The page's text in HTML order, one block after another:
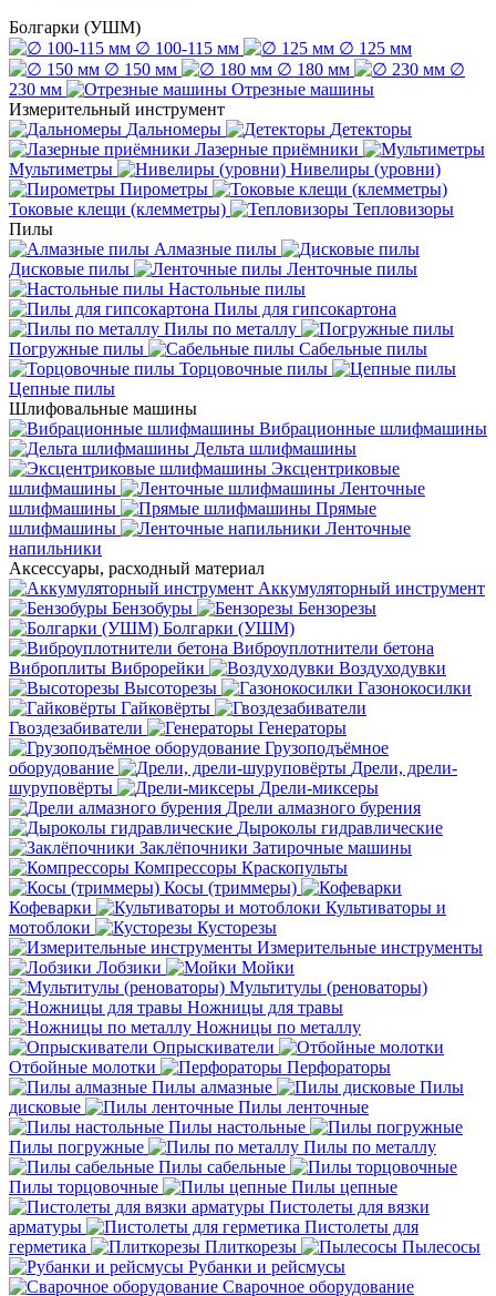
Болгарки (УШМ)
∅ 100-115 мм
∅ 125 мм
∅ 150 мм
∅ 180 мм
∅
230 мм
Отрезные машины
Измерительный инструмент
Дальномеры
Детекторы
Лазерные приёмники
Мультиметры
Нивелиры (уровни)
Пирометры
Токовые клещи (клемметры)
Тепловизоры
Пилы
Алмазные пилы
Дисковые пилы
Ленточные пилы
Настольные пилы
Пилы для гипсокартона
Пилы по металлу
Погружные пилы
Сабельные пилы
Торцовочные пилы
Цепные пилы
Шлифовальные машины
Вибрационные шлифмашины
Дельта шлифмашины
Эксцентриковые
шлифмашины
Ленточные
шлифмашины
Прямые
шлифмашины
Ленточные
напильники
Аксессуары, расходный материал
Аккумуляторный инструмент
Бензобуры
Бензорезы
Болгарки (УШМ)
Виброуплотнители бетона
Виброплиты Виброрейки
Воздуходувки
Высоторезы
Газонокосилки
Гайковёрты
Гвоздезабиватели
Генераторы
Грузоподъёмное
оборудование
Дрели, дрели-
шуруповёрты
Дрели-миксеры
Дрели алмазного бурения
Дыроколы гидравлические
Заклёпочники Затирочные машины
Компрессоры Краскопульты
Косы (триммеры)
Кофеварки
Культиваторы и
мотоблоки
Кусторезы
Измерительные инструменты
Лобзики
Мойки
Мультитулы (реноваторы)
Ножницы для травы
Ножницы по металлу
Опрыскиватели
Отбойные молотки
Перфораторы
Пилы алмазные
Пилы
дисковые
Пилы ленточные
Пилы настольные
Пилы погружные
Пилы по металлу
Пилы сабельные
Пилы торцовочные
Пилы цепные
Пистолеты для вязки
арматуры
Пистолеты для
герметика
Плиткорезы
Пылесосы
Рубанки и рейсмусы
Сварочное оборудование